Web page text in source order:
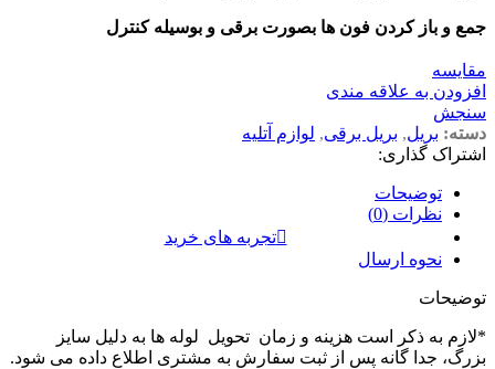
جمع و باز کردن فون ها بصورت برقی و بوسیله کنترل
مقايسه
افزودن به علاقه مندی
سنجش
دسته: بریل, بریل برقی, لوازم آتلیه
اشتراک گذاری:
توضیحات
نظرات (0)
تجربه های خرید
نحوه ارسال
توضیحات
*لازم به ذکر است هزینه و زمان تحویل لوله ها به دلیل سایز
بزرگ، جدا گانه پس از ثبت سفارش به مشتری اطلاع داده می شود.